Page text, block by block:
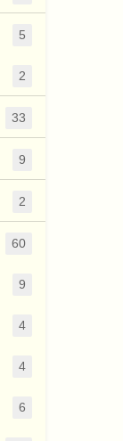
5
2
33
9
2
60
9
4
4
6